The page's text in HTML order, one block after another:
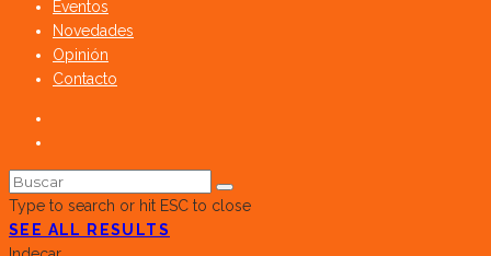
Eventos
Novedades
Opinión
Contacto
Type to search or hit ESC to close
SEE ALL RESULTS